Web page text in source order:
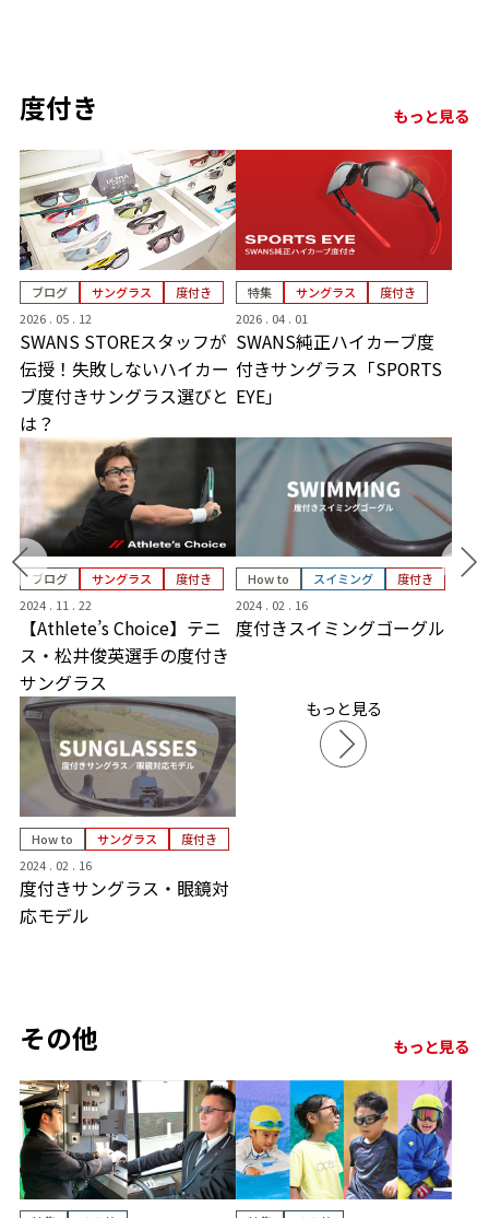
度付き もっと見る
ブログ サングラス
度付き
2026 . 05 . 12
SWANS STOREスタッフが
伝授！失敗しないハイカー
ブ度付きサングラス選びと
は？
特集 サングラス
度付き
2026 . 04 . 01
SWANS純正ハイカーブ度
付きサングラス「SPORTS
EYE」
ブログ サングラス
度付き
2024 . 11 . 22
【Athlete’s Choice】テニ
ス・松井俊英選手の度付き
サングラス
How to スイミング
度付き
2024 . 02 . 16
度付きスイミングゴーグル
How to サングラス
度付き
2024 . 02 . 16
度付きサングラス・眼鏡対
応モデル
もっと見る
その他 もっと見る